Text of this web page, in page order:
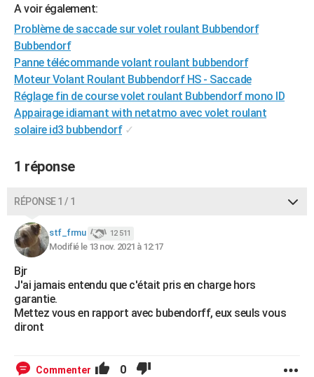
GUIDES D'ACHAT
BONS PLANS
CARTE DE VOEUX
Carte de Noël
Carte Bonne année
Carte Saint-Valentin
Carte Pâques
Carte d'anniversaire
DICTIONNAIRE
Dictionnaire
Biographies
Citations
Expressions
Proverbes
COPAINS D'AVANT
S'inscrire
Se connecter
Lycées
Collèges
Primaires
Universités
Entreprises
Service militaire
Avis de recherche
AVIS DE DÉCÈS
FORUM
Bricolage
Lifestyle
Culture
Sport
Auto
Television
Voyage
Cinema
A voir également:
Problème de saccade sur volet roulant Bubbendorf
Bubbendorf
Panne télécommande volant roulant bubbendorf
Moteur Volant Roulant Bubbendorf HS - Saccade
Réglage fin de course volet roulant Bubbendorf mono ID
Appairage idiamant with netatmo avec volet roulant
solaire id3 bubbendorf ✓
1 réponse
RÉPONSE 1 / 1
stf_frmu 12 511
Modifié le 13 nov. 2021 à 12:17
Bjr
J'ai jamais entendu que c'était pris en charge hors
garantie.
Mettez vous en rapport avec bubendorff, eux seuls vous
diront
Commenter 0